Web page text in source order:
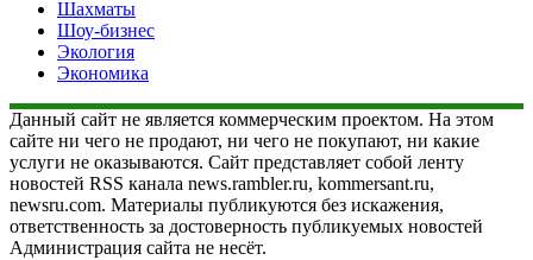
Шахматы
Шоу-бизнес
Экология
Экономика
Данный сайт не является коммерческим проектом. На этом
сайте ни чего не продают, ни чего не покупают, ни какие
услуги не оказываются. Сайт представляет собой ленту
новостей RSS канала news.rambler.ru, kommersant.ru,
newsru.com. Материалы публикуются без искажения,
ответственность за достоверность публикуемых новостей
Администрация сайта не несёт.